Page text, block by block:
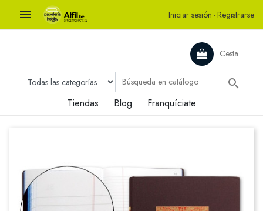
 Iniciar sesión · Registrarse
Cesta

Tiendas Blog Franquíciate